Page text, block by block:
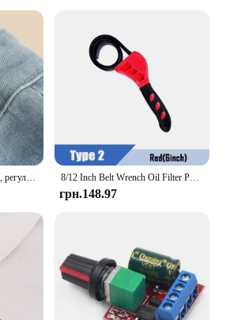
1 пара джинсових ґудзиків, регульованих затискачів для штанів, спідниць, затягувач талії, пряжка, застібка, регулятор, шпилька для штанів, висувна кнопка 8/12 Inch Belt Wrench Oil Filter Puller Strap Spanner Chain Wrench Strap Opener Adjustable Strap Opener Cartridge Removal Tools
грн.148.97